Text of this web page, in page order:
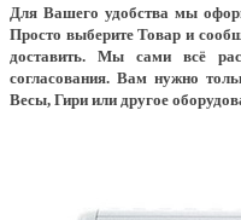
Для Вашего удобства мы
Просто выберите Товар и
доставить. Мы сами всё
согласования. Вам нужно
Весы, Гири или другое